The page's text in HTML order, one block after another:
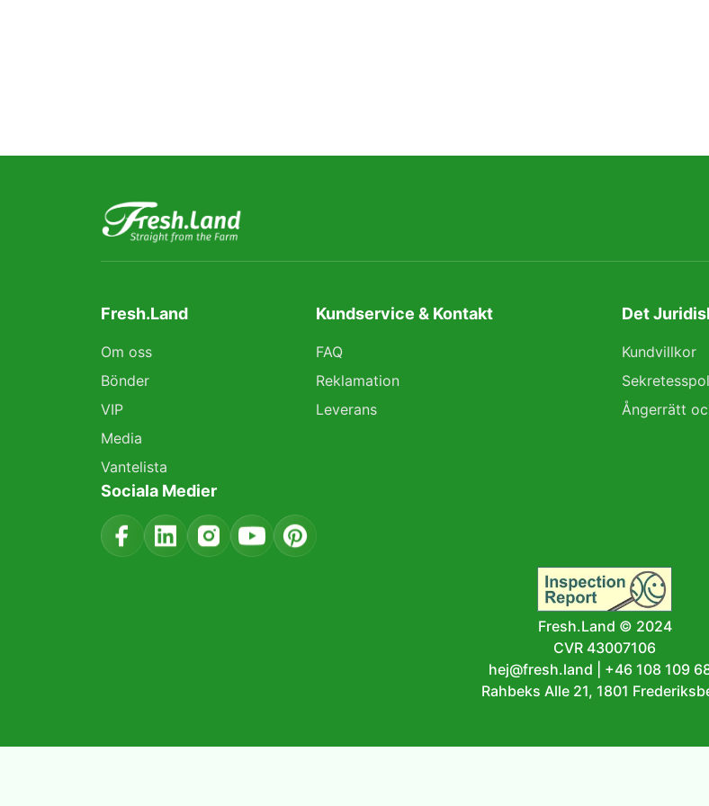
Fresh.Land
Om oss
Bönder
VIP
Media
Vantelista
Kundservice & Kontakt
FAQ
Reklamation
Leverans
Det
Kundvillkor
Ångerrätt
Sociala Medier
Fresh.Land © 2024
CVR 43007106
hej@fresh.land
+46 108 109
Rahbeks Alle 21, 1801